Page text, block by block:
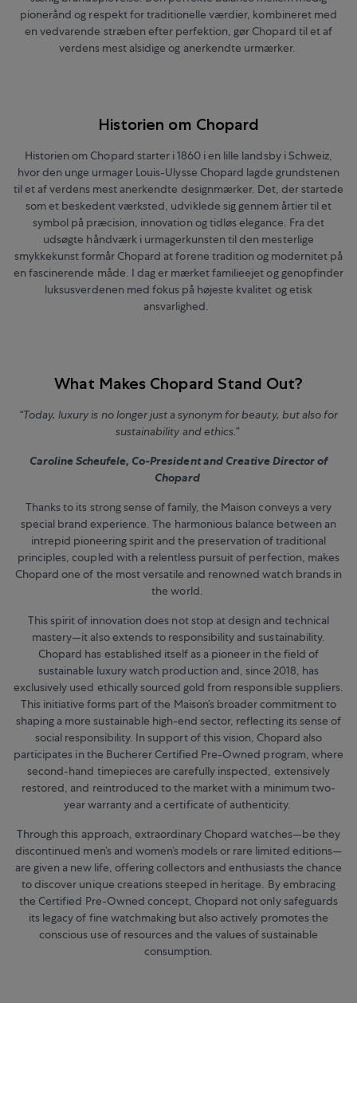
pionerånd og respekt for traditionelle værdier, kombineret med
en vedvarende stræben efter perfektion, gør Chopard til et af
verdens mest alsidige og anerkendte urmærker.
Historien om Chopard
Historien om Chopard starter i 1860 i en lille landsby i Schweiz,
hvor den unge urmager Louis-Ulysse Chopard lagde grundstenen
til et af verdens mest anerkendte designmærker. Det, der startede
som et beskedent værksted, udviklede sig gennem årtier til et
symbol på præcision, innovation og tidløs elegance. Fra det
udsøgte håndværk i urmagerkunsten til den mesterlige
smykkekunst formår Chopard at forene tradition og modernitet på
en fascinerende måde. I dag er mærket familieejet og genopfinder
luksusverdenen med fokus på højeste kvalitet og etisk
ansvarlighed.
What Makes Chopard Stand Out?
“Today, luxury is no longer just a synonym for beauty, but also for
sustainability and ethics.”
Caroline Scheufele, Co-President and Creative Director of
Chopard
Thanks to its strong sense of family, the Maison conveys a very
special brand experience. The harmonious balance between an
intrepid pioneering spirit and the preservation of traditional
principles, coupled with a relentless pursuit of perfection, makes
Chopard one of the most versatile and renowned watch brands in
the world.
This spirit of innovation does not stop at design and technical
mastery—it also extends to responsibility and sustainability.
Chopard has established itself as a pioneer in the field of
sustainable luxury watch production and, since 2018, has
exclusively used ethically sourced gold from responsible suppliers.
This initiative forms part of the Maison’s broader commitment to
shaping a more sustainable high-end sector, reflecting its sense of
social responsibility. In support of this vision, Chopard also
participates in the Bucherer Certified Pre-Owned program, where
second-hand timepieces are carefully inspected, extensively
restored, and reintroduced to the market with a minimum two-
year warranty and a certificate of authenticity.
Through this approach, extraordinary Chopard watches—be they
discontinued men’s and women’s models or rare limited editions—
are given a new life, offering collectors and enthusiasts the chance
to discover unique creations steeped in heritage. By embracing
the Certified Pre-Owned concept, Chopard not only safeguards
its legacy of fine watchmaking but also actively promotes the
conscious use of resources and the values of sustainable
consumption.